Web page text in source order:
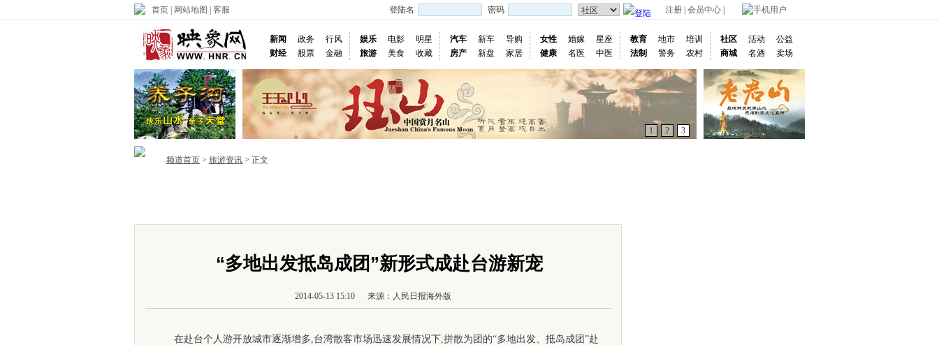
首页 网站地图 客服 登陆名 密码 注册 会员中心 手机用户
新闻 政务
行风
财经
股票 金融
娱乐 电影
明星
旅游
美食 收藏
汽车 新车
导购
房产
新盘 家居
女性 婚嫁
星座
健康
名医 中医
教育 地市
培训
法制
警务 农村
社区 活动
公益
商城
名酒 卖场
1 2 3
频道首页 > 旅游资讯 > 正文
“多地出发抵岛成团”新形式成赴台游新宠
2014-05-13 15:10 来源：人民日报海外版
在赴台个人游开放城市逐渐增多,台湾散客市场迅速发展情况下,拼散为团的“多地出发、抵岛成团”赴